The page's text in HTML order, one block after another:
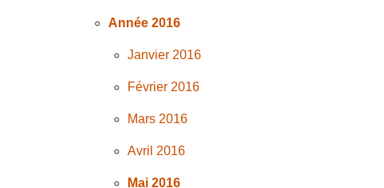
Année 2016
Janvier 2016
Février 2016
Mars 2016
Avril 2016
Mai 2016